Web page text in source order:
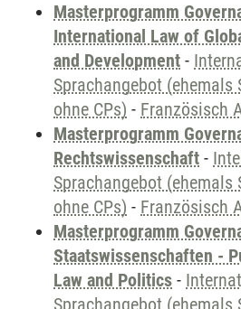
Masterprogramm
International Law of
and Development -
Sprachangebot (ehemals
ohne CPs) - Französisch
Masterprogramm
Rechtswissenschaft -
Sprachangebot (ehemals
ohne CPs) - Französisch
Masterprogramm
Staatswissenschaften -
Law and Politics -
Sprachangebot (ehemals